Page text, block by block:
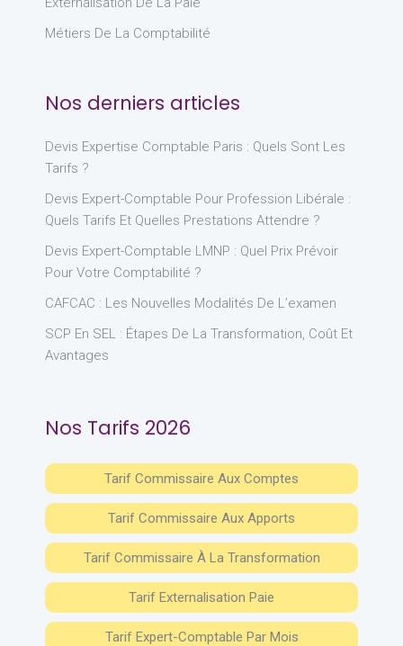
Métiers De La Comptabilité
Nos derniers articles
Devis Expertise Comptable Paris : Quels Sont Les
Tarifs ?
Devis Expert-Comptable Pour Profession Libérale :
Quels Tarifs Et Quelles Prestations Attendre ?
Devis Expert-Comptable LMNP : Quel Prix Prévoir
Pour Votre Comptabilité ?
CAFCAC : Les Nouvelles Modalités De L’examen
SCP En SEL : Étapes De La Transformation, Coût Et
Avantages
Nos Tarifs 2026
Tarif Commissaire Aux Comptes
Tarif Commissaire Aux Apports
Tarif Commissaire À La Transformation
Tarif Externalisation Paie
Tarif Expert-Comptable Par Mois